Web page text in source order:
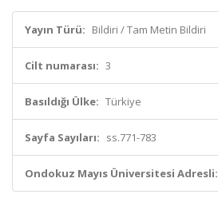
Yayın Türü: Bildiri / Tam Metin Bildiri
Cilt numarası: 3
Basıldığı Ülke: Türkiye
Sayfa Sayıları: ss.771-783
Ondokuz Mayıs Üniversitesi Adresli: